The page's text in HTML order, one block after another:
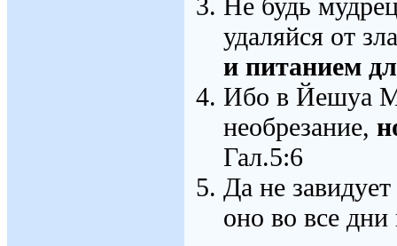
удаляйся от
и питанием
Ибо в Йешуа
необрезание,
Гал.5:6
Да не
оно во все дни